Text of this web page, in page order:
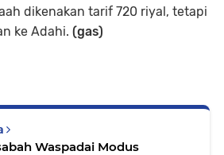
dikenakan tarif 720 riyal, tetapi
ke Adahi. (gas)
Waspadai Modus